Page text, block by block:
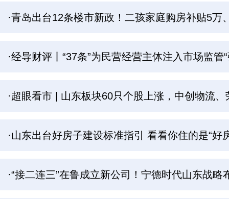
·青岛出台12条楼市新政！二孩家庭购房补贴5万
·经导财评丨“37条”为民营经营主体注入市场监管
·超眼看市 | 山东板块60只个股上涨，中创物流
·山东出台好房子建设标准指引 看看你住的是“好
·“接二连三”在鲁成立新公司！宁德时代山东战略